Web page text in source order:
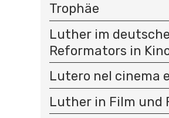
Trophäe
Luther im
Reformators in
Lutero nel cinema
Luther in Film und